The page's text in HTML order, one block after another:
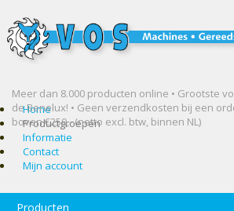
Meer dan 8.000 producten online • Grootste
de Benelux! • Geen verzendkosten bij een
boven €250,- (netto excl. btw, binnen NL)
Home
Productgroepen
Informatie
Contact
Mijn account
Producten